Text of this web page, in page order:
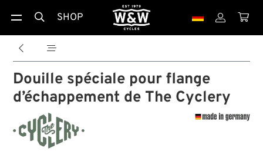
 SHOP  
 
Douille spéciale pour flange
d’échappement de The Cyclery